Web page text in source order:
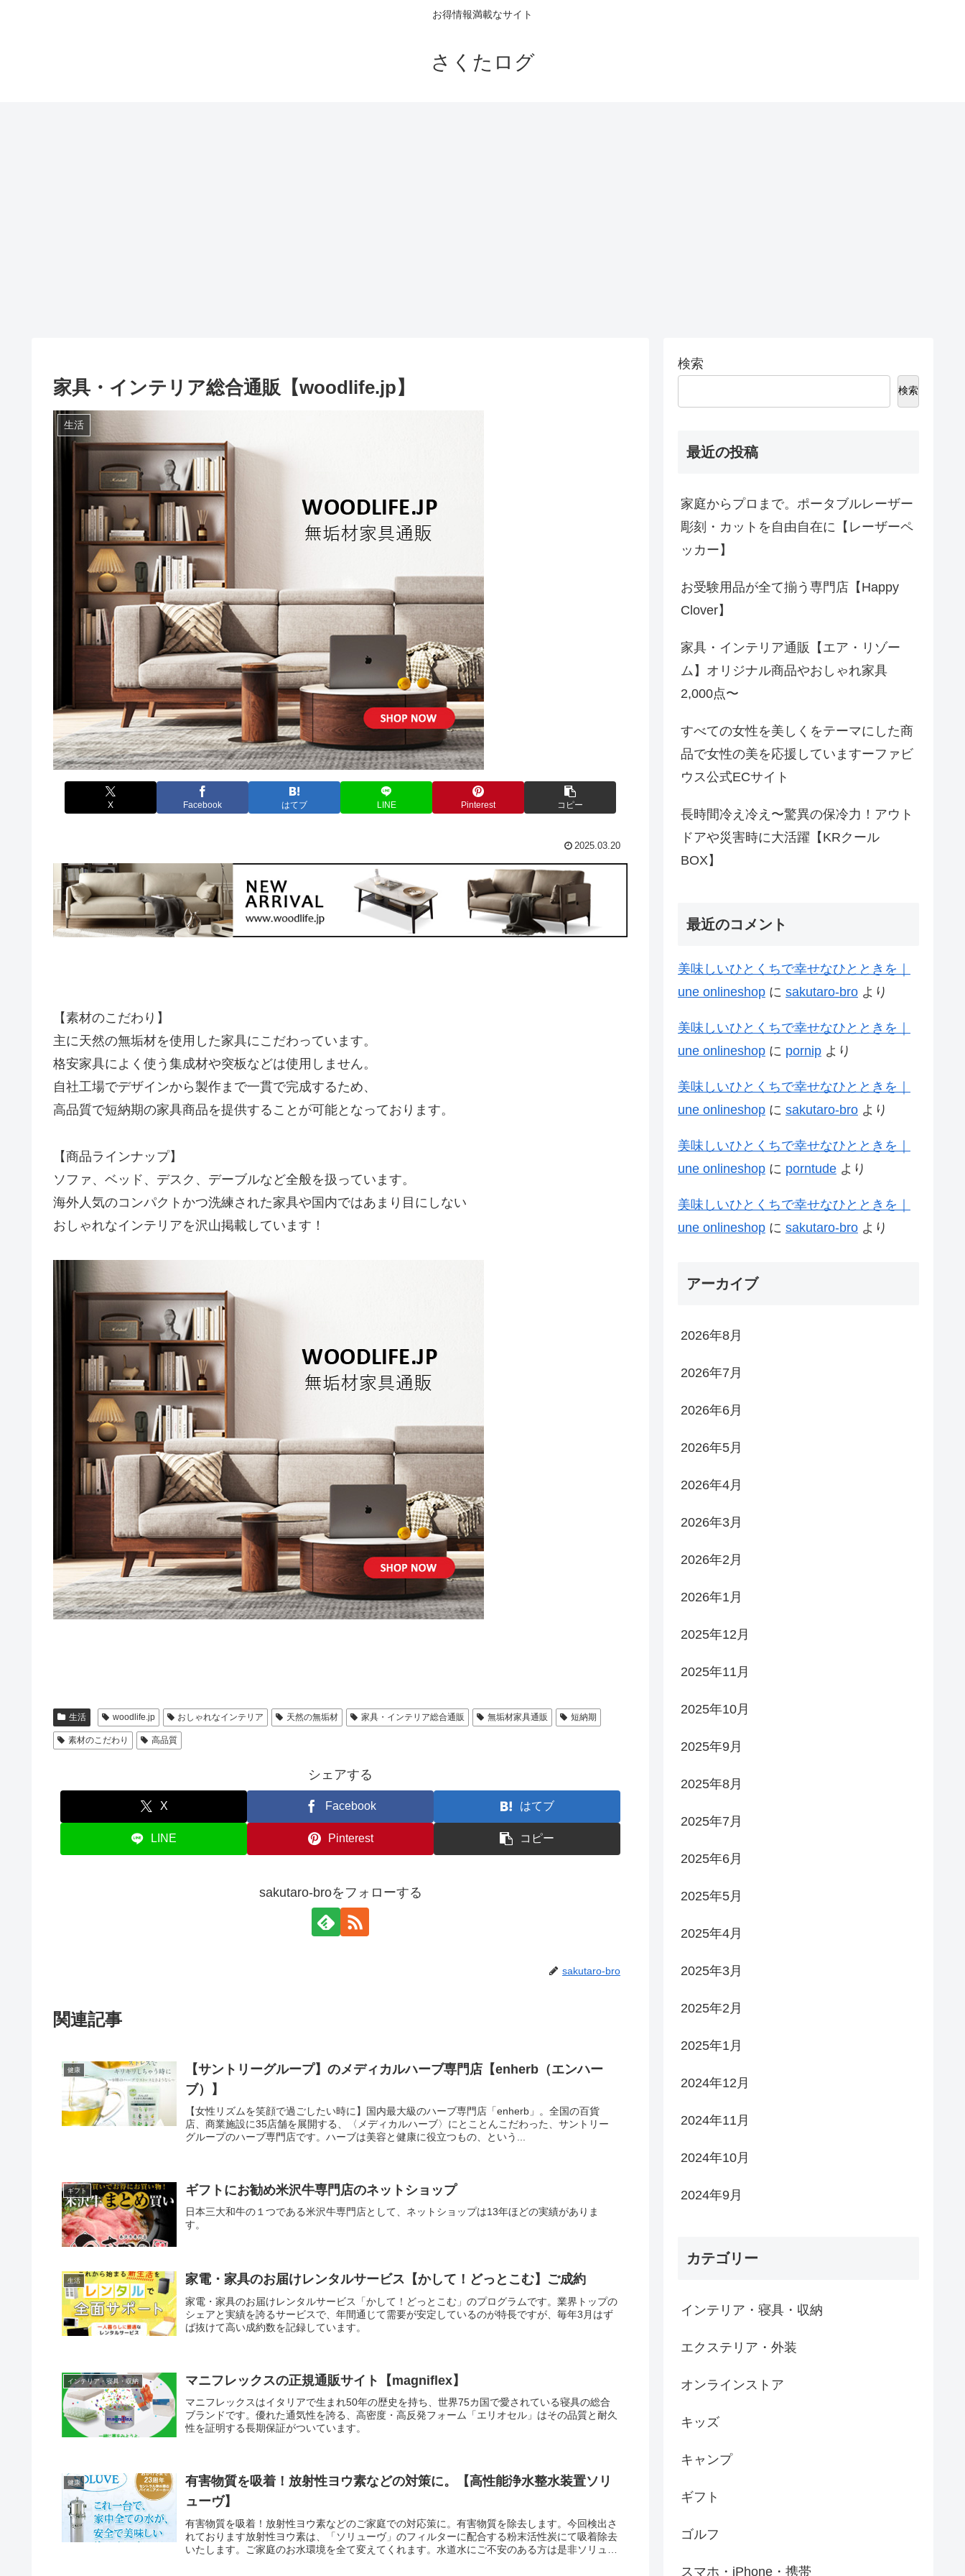
お得情報満載なサイト
さくたログ
家具・インテリア総合通販【woodlife.jp】
生活
X Facebook はてブ LINE Pinterest コピー
2025.03.20
【素材のこだわり】
主に天然の無垢材を使用した家具にこだわっています。
格安家具によく使う集成材や突板などは使用しません。
自社工場でデザインから製作まで一貫で完成するため、
高品質で短納期の家具商品を提供することが可能となっております。
【商品ラインナップ】
ソファ、ベッド、デスク、デーブルなど全般を扱っています。
海外人気のコンパクトかつ洗練された家具や国内ではあまり目にしない
おしゃれなインテリアを沢山掲載しています！
生活 woodlife.jp おしゃれなインテリア 天然の無垢材 家具・インテリア総合通販 無垢材家具通販 短納期
素材のこだわり 高品質
シェアする
X Facebook はてブ
LINE Pinterest コピー
sakutaro-broをフォローする
sakutaro-bro
関連記事
健康
【サントリーグループ】のメディカルハーブ専門店【enherb（エンハー
ブ）】
【女性リズムを笑顔で過ごしたい時に】国内最大級のハーブ専門店「enherb」。全国の百貨
店、商業施設に35店舗を展開する、〈メディカルハーブ〉にとことんこだわった、サントリー
グループのハーブ専門店です。ハーブは美容と健康に役立つもの、という...
ギフト ギフトにお勧め米沢牛専門店のネットショップ
日本三大和牛の１つである米沢牛専門店として、ネットショップは13年ほどの実績がありま
す。
生活 家電・家具のお届けレンタルサービス【かして！どっとこむ】ご成約
家電・家具のお届けレンタルサービス「かして！どっとこむ」のプログラムです。業界トップの
シェアと実績を誇るサービスで、年間通じて需要が安定しているのが特長ですが、毎年3月はず
ば抜けて高い成約数を記録しています。
インテリア・寝具・収納 マニフレックスの正規通販サイト【magniflex】
マニフレックスはイタリアで生まれ50年の歴史を持ち、世界75カ国で愛されている寝具の総合
ブランドです。優れた通気性を誇る、高密度・高反発フォーム「エリオセル」はその品質と耐久
性を証明する長期保証がついています。
健康
有害物質を吸着！放射性ヨウ素などの対策に。【高性能浄水整水装置ソリ
ューヴ】
有害物質を吸着！放射性ヨウ素などのご家庭での対応策に。有害物質を除去します。今回検出さ
れております放射性ヨウ素は、「ソリューヴ」のフィルターに配合する粉末活性炭にて吸着除去
いたします。ご家庭のお水環境を全て変えてくれます。水道水にご不安のある方は是非ソリュー
検索
検索
最近の投稿
家庭からプロまで。ポータブルレーザー
彫刻・カットを自由自在に【レーザーペ
ッカー】
お受験用品が全て揃う専門店【Happy
Clover】
家具・インテリア通販【エア・リゾー
ム】オリジナル商品やおしゃれ家具
2,000点〜
すべての女性を美しくをテーマにした商
品で女性の美を応援していますーファビ
ウス公式ECサイト
長時間冷え冷え〜驚異の保冷力！アウト
ドアや災害時に大活躍【KRクール
BOX】
最近のコメント
美味しいひとくちで幸せなひとときを｜
une onlineshop に sakutaro-bro より
美味しいひとくちで幸せなひとときを｜
une onlineshop に pornip より
美味しいひとくちで幸せなひとときを｜
une onlineshop に sakutaro-bro より
美味しいひとくちで幸せなひとときを｜
une onlineshop に porntude より
美味しいひとくちで幸せなひとときを｜
une onlineshop に sakutaro-bro より
アーカイブ
2026年8月
2026年7月
2026年6月
2026年5月
2026年4月
2026年3月
2026年2月
2026年1月
2025年12月
2025年11月
2025年10月
2025年9月
2025年8月
2025年7月
2025年6月
2025年5月
2025年4月
2025年3月
2025年2月
2025年1月
2024年12月
2024年11月
2024年10月
2024年9月
カテゴリー
インテリア・寝具・収納
エクステリア・外装
オンラインストア
キッズ
キャンプ
ギフト
ゴルフ
スマホ・iPhone・携帯